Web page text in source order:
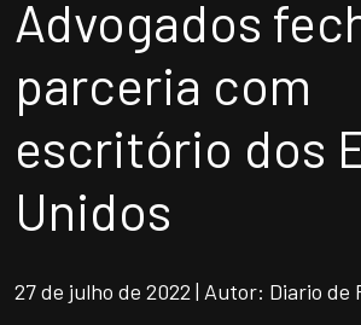
PROFISSIONAIS
ÁREAS DE ATUAÇÃO
INSTITUTO NELSON WILIANS
ATUAÇÃO INTERNACIONAL
UNIDADES
PORTAL DE CONTEÚDO
Advogados
parceria com
escritório dos
Unidos
27 de julho de 2022 | Autor: Diario de